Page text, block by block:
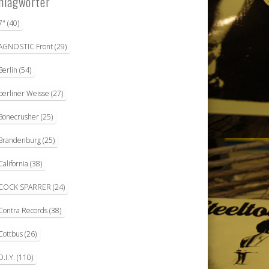
(40)
Front(29)
(54)
Weisse (27)
(25)
(25)
(38)
SPARRER (24)
Records(38)
(26)
(110)